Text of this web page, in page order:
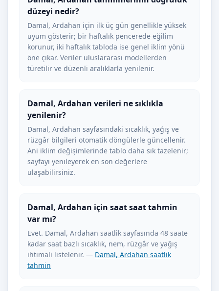
düzeyi nedir?
Damal, Ardahan için ilk üç gün genellikle yüksek
uyum gösterir; bir haftalık pencerede eğilim
korunur, iki haftalık tabloda ise genel iklim yönü
öne çıkar. Veriler uluslararası modellerden
türetilir ve düzenli aralıklarla yenilenir.
Damal, Ardahan verileri ne sıklıkla
yenilenir?
Damal, Ardahan sayfasındaki sıcaklık, yağış ve
rüzgâr bilgileri otomatik döngülerle güncellenir.
Ani iklim değişimlerinde tablo daha sık tazelenir;
sayfayı yenileyerek en son değerlere
ulaşabilirsiniz.
Damal, Ardahan için saat saat tahmin
var mı?
Evet. Damal, Ardahan saatlik sayfasında 48 saate
kadar saat bazlı sıcaklık, nem, rüzgâr ve yağış
ihtimali listelenir. — Damal, Ardahan saatlik
tahmin